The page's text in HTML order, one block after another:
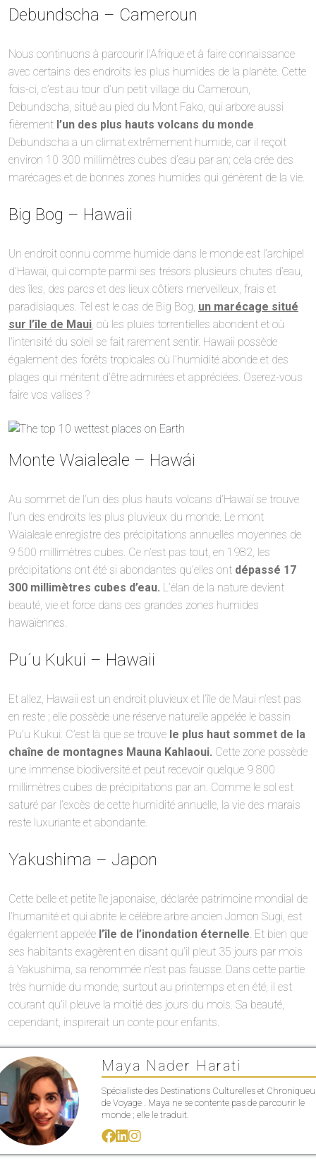
Debundscha – Cameroun
Nous continuons à parcourir l’Afrique et à faire connaissance
avec certains des endroits les plus humides de la planète. Cette
fois-ci, c’est au tour d’un petit village du Cameroun,
Debundscha, situé au pied du Mont Fako, qui arbore aussi
fièrement l’un des plus hauts volcans du monde
Debundscha a un climat extrêmement humide, car il reçoit
environ 10 300 millimètres cubes d’eau par an; cela crée des
marécages et de bonnes zones humides qui génèrent de la vie.
Big Bog – Hawaii
Un endroit connu comme humide dans le monde est l’archipel
d’Hawaï, qui compte parmi ses trésors plusieurs chutes d’eau,
des îles, des parcs et des lieux côtiers merveilleux, frais et
paradisiaques. Tel est le cas de Big Bog, un marécage situé
sur l’île de Maui , où les pluies torrentielles abondent et où
l’intensité du soleil se fait rarement sentir. Hawaii possède
également des forêts tropicales où l’humidité abonde et des
plages qui méritent d’être admirées et appréciées. Oserez-vous
faire vos valises ?
Monte Waialeale – Hawái
Au sommet de l’un des plus hauts volcans d’Hawaï se trouve
l’un des endroits les plus pluvieux du monde. Le mont
Waialeale enregistre des précipitations annuelles moyennes de
9 500 millimètres cubes. Ce n’est pas tout, en 1982, les
précipitations ont été si abondantes qu’elles ont dépassé 17
300 millimètres cubes d’eau. L’élan de la nature devient
beauté, vie et force dans ces grandes zones humides
hawaïennes.
Pu´u Kukui – Hawaii
Et allez, Hawaii est un endroit pluvieux et l’île de Maui n’est pas
en reste ; elle possède une réserve naturelle appelée le bassin
Pu’u Kukui. C’est là que se trouve le plus haut sommet de la
chaîne de montagnes Mauna Kahlaoui. Cette zone possède
une immense biodiversité et peut recevoir quelque 9 800
millimètres cubes de précipitations par an. Comme le sol est
saturé par l’excès de cette humidité annuelle, la vie des marais
reste luxuriante et abondante.
Yakushima – Japon
Cette belle et petite île japonaise, déclarée patrimoine mondial de
l’humanité et qui abrite le célèbre arbre ancien Jomon Sugi, est
également appelée l’île de l’inondation éternelle . Et bien que
ses habitants exagèrent en disant qu’il pleut 35 jours par mois
à Yakushima, sa renommée n’est pas fausse. Dans cette partie
très humide du monde, surtout au printemps et en été, il est
courant qu’il pleuve la moitié des jours du mois. Sa beauté,
cependant, inspirerait un conte pour enfants.
Maya Nader Harati
Spécialiste des Destinations Culturelles et
de Voyage . Maya ne se contente pas de parcourir le
monde ; elle le traduit.